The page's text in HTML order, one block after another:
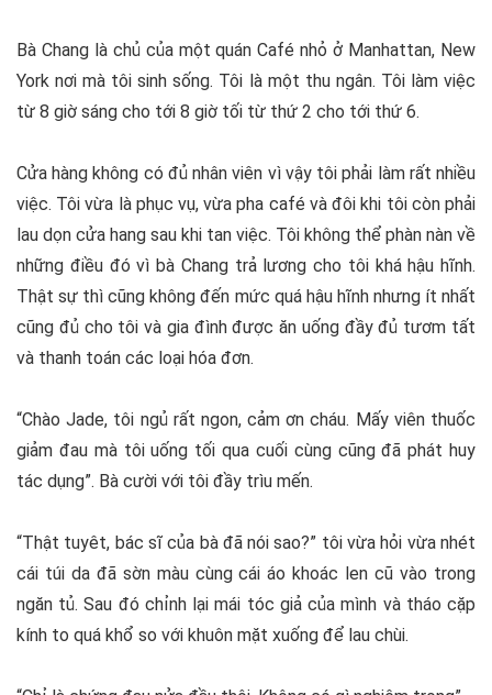
Bà Chang là chủ của một quán Café nhỏ ở Manhattan, New
York nơi mà tôi sinh sống. Tôi là một thu ngân. Tôi làm việc
từ 8 giờ sáng cho tới 8 giờ tối từ thứ 2 cho tới thứ 6.
Cửa hàng không có đủ nhân viên vì vậy tôi phải làm rất nhiều
việc. Tôi vừa là phục vụ, vừa pha café và đôi khi tôi còn phải
lau dọn cửa hang sau khi tan việc. Tôi không thể phàn nàn về
những điều đó vì bà Chang trả lương cho tôi khá hậu hĩnh.
Thật sự thì cũng không đến mức quá hậu hĩnh nhưng ít nhất
cũng đủ cho tôi và gia đình được ăn uống đầy đủ tươm tất
và thanh toán các loại hóa đơn.
“Chào Jade, tôi ngủ rất ngon, cảm ơn cháu. Mấy viên thuốc
giảm đau mà tôi uống tối qua cuối cùng cũng đã phát huy
tác dụng”. Bà cười với tôi đầy trìu mến.
“Thật tuyêt, bác sĩ của bà đã nói sao?” tôi vừa hỏi vừa nhét
cái túi da đã sờn màu cùng cái áo khoác len cũ vào trong
ngăn tủ. Sau đó chỉnh lại mái tóc giả của mình và tháo cặp
kính to quá khổ so với khuôn mặt xuống để lau chùi.